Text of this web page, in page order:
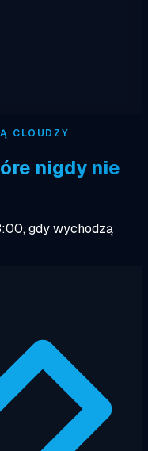
CLOUDZY
nigdy nie
gdy wychodzą